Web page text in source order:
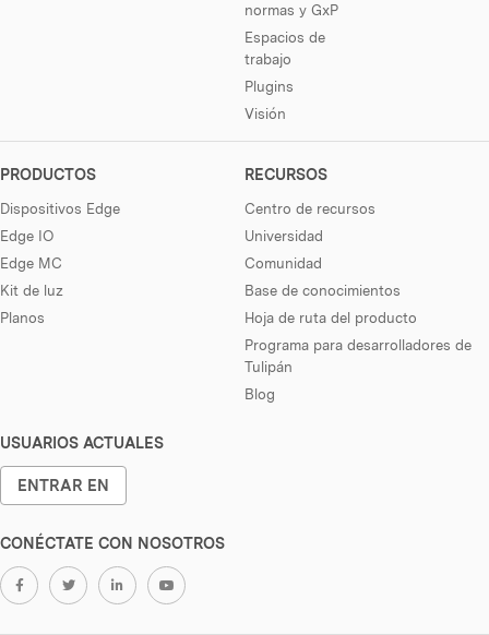
normas y GxP
Espacios de
trabajo
Plugins
Visión
PRODUCTOS
Dispositivos Edge
Edge IO
Edge MC
Kit de luz
Planos
RECURSOS
Centro de recursos
Universidad
Comunidad
Base de conocimientos
Hoja de ruta del producto
Programa para desarrolladores de
Tulipán
Blog
USUARIOS ACTUALES
ENTRAR EN
CONÉCTATE CON NOSOTROS